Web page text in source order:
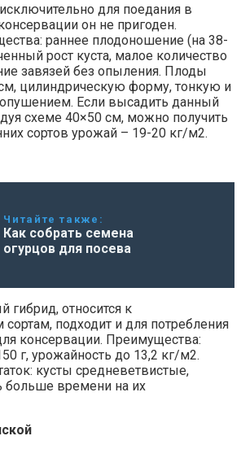
для поедания в
он не пригоден.
раннее плодоношение (на 38-
рост куста, малое количество
завязей без опыления. Плоды
цилиндрическую форму, тонкую и
Если высадить данный
схеме 40×50 см, можно получить
сортов урожай – 19-20 кг/м2.
Читайте также:
Как собрать семена
огурцов для посева
гибрид, относится к
подходит и для потребления
консервации. Преимущества:
г, урожайность до 13,2 кг/м2.
кусты средневетвистые,
больше времени на их